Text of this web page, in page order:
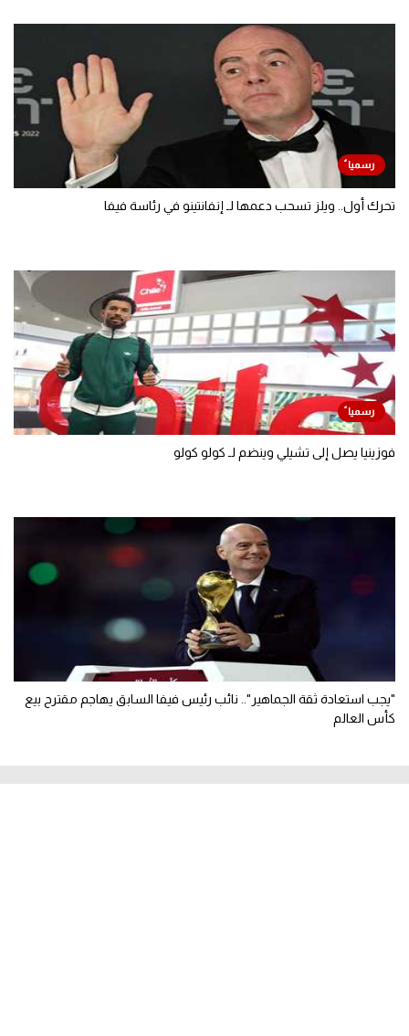
تحرك أول.. ويلز تسحب دعمها لـ إنفانتينو في رئاسة فيفا
فوزينيا يصل إلى تشيلي وينضم لـ كولو كولو
"يجب استعادة ثقة الجماهير".. نائب رئيس فيفا السابق يهاجم مقترح بيع
كأس العالم